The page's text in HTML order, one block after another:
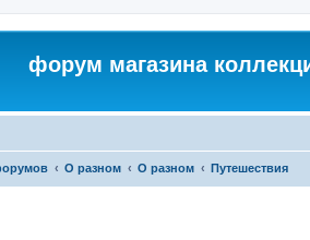
форум магазина
О разном О разном Путешествия